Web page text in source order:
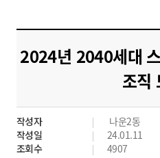
도
시
군
산
2024년 2040세대
조직
작성자
나운2동
작성일
24.01.11
조회수
4907